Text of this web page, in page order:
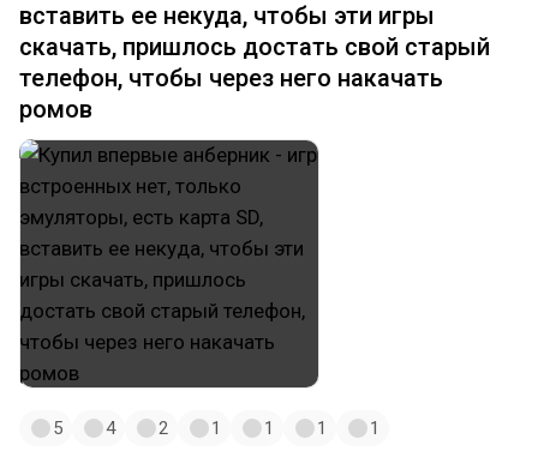
вставить ее некуда, чтобы эти игры
скачать, пришлось достать свой старый
телефон, чтобы через него накачать
ромов
5 4 2 1 1 1 1